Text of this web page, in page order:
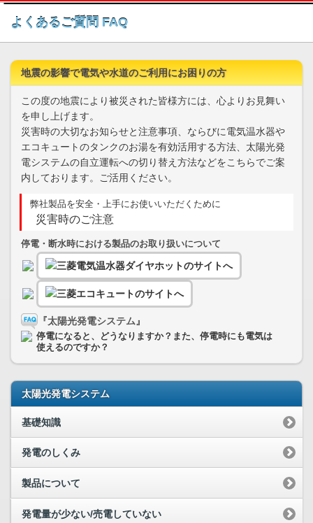
このページの本文へ
よくあるご質問 FAQ
地震の影響で電気や水道のご利用にお困りの方
この度の地震により被災された皆様方には、心よりお見舞い
を申し上げます。
災害時の大切なお知らせと注意事項、ならびに電気温水器や
エコキュートのタンクのお湯を有効活用する方法、太陽光発
電システムの自立運転への切り替え方法などをこちらでご案
内しております。ご活用ください。
弊社製品を安全・上手にお使いいただくために
災害時のご注意
停電・断水時における製品のお取り扱いについて
『太陽光発電システム』
停電になると、どうなりますか？また、停電時にも電気は
使えるのですか？
太陽光発電システム
基礎知識
発電のしくみ
製品について
発電量が少ない/売電していない